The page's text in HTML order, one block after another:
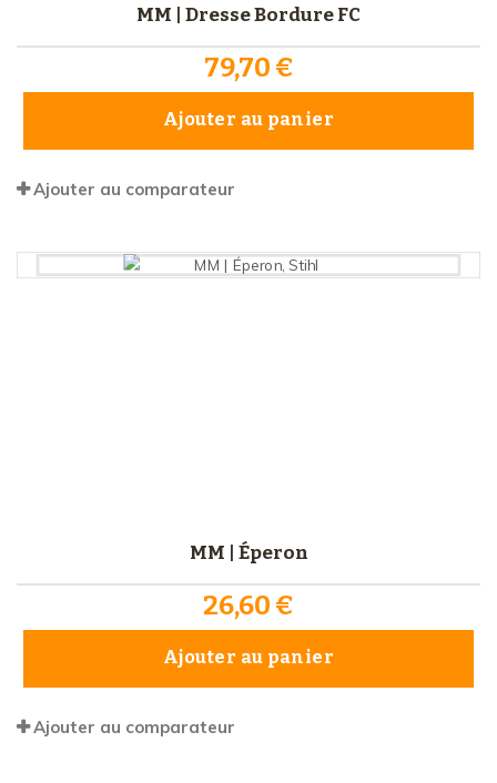
MM | Dresse Bordure FC
79,70 €
Ajouter au panier
Ajouter au comparateur
MM | Éperon
26,60 €
Ajouter au panier
Ajouter au comparateur